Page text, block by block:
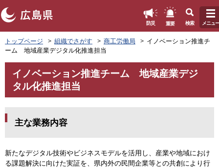
ペ
ー
の
で
。
防災 重要 検索 メニュー
トップページ 組織でさがす 商工労働局
イノベーション推進チ
ーム 地域産業デジタル化推進担当
イノベーション推進チーム 地域産業デジ
タル化推進担当
主な業務内容
新たなデジタル技術やビジネスモデルを活用し、産業や地域におけ
る課題解決に向けた実証を、県内外の民間企業等との共創により行